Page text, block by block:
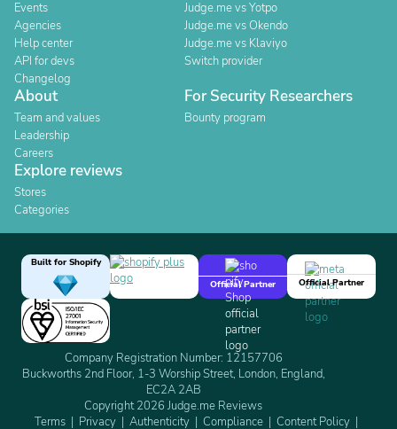
Events
Agencies
Help center
API for devs
Changelog
Judge.me vs Yotpo
Judge.me vs Okendo
Judge.me vs Klaviyo
Switch provider
About
Team and values
Leadership
Careers
For Security Researchers
Bounty program
Explore reviews
Stores
Categories
Built for Shopify
Official Partner
Official Partner
Company Registration Number: 12157706
Buckworths 2nd Floor, 1-3 Worship Street, London, England,
EC2A 2AB
Copyright 2026 Judge.me Reviews
Terms
Privacy Authenticity Compliance Content Policy